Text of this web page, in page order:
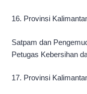
16. Provinsi
Satpam dan
Petugas Kebersihan
17. Provinsi